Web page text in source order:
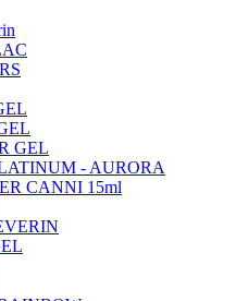
GEL
- AURORA
CANNI 15ml